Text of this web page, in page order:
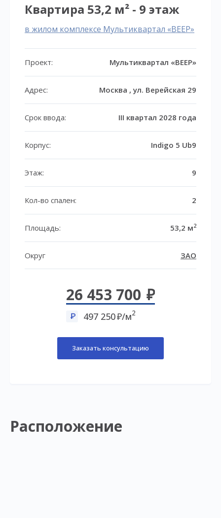
Квартира 53,2 м² - 9 этаж
в жилом комплексе Мультиквартал «ВЕЕР»
Проект: Мультиквартал «ВЕЕР»
Адрес: Москва , ул. Верейская 29
Срок ввода: III квартал 2028 года
Корпус: Indigo 5 Ub9
Этаж: 9
Кол-во спален: 2
Площадь: 53,2 м2
Округ ЗАО
26 453 700
497 250 /м2
Заказать консультацию
Расположение